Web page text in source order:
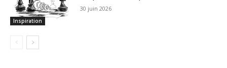
Inspiration
30 juin 2026